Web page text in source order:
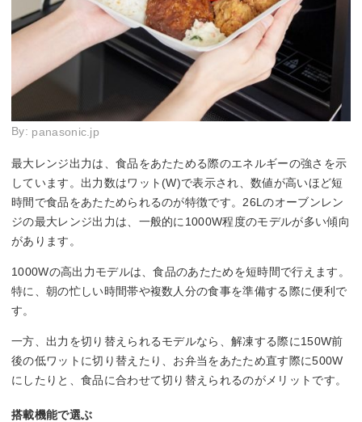
By: panasonic.jp
最大レンジ出力は、食品をあたためる際のエネルギーの強さを示
しています。出力数はワット(W)で表示され、数値が高いほど短
時間で食品をあたためられるのが特徴です。26Lのオーブンレン
ジの最大レンジ出力は、一般的に1000W程度のモデルが多い傾向
があります。
1000Wの高出力モデルは、食品のあたためを短時間で行えます。
特に、朝の忙しい時間帯や複数人分の食事を準備する際に便利で
す。
一方、出力を切り替えられるモデルなら、解凍する際に150W前
後の低ワットに切り替えたり、お弁当をあたため直す際に500W
にしたりと、食品に合わせて切り替えられるのがメリットです。
搭載機能で選ぶ